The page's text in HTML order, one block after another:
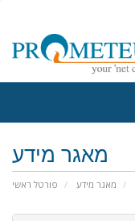
מאגר מידע
פורטל ראשי מאגר מידע